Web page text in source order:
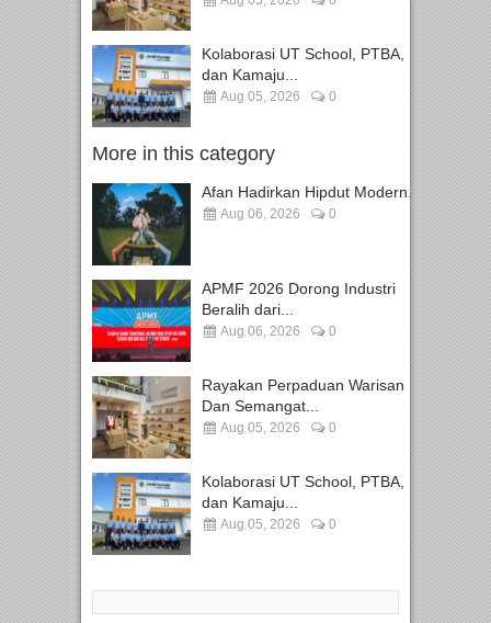
Kolaborasi UT School, PTBA,
dan Kamaju...
Aug 05, 2026 0
More in this category
Afan Hadirkan Hipdut Modern...
Aug 06, 2026 0
APMF 2026 Dorong Industri
Beralih dari...
Aug 06, 2026 0
Rayakan Perpaduan Warisan
Dan Semangat...
Aug 05, 2026 0
Kolaborasi UT School, PTBA,
dan Kamaju...
Aug 05, 2026 0